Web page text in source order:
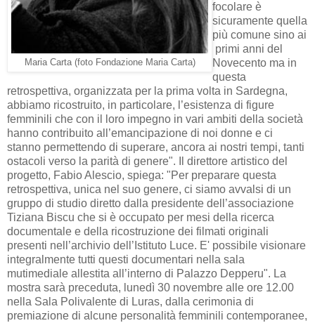
Maria Carta (foto Fondazione Maria Carta)
focolare è
sicuramente quella
più comune sino ai
primi anni del
Novecento ma in
questa
retrospettiva, organizzata per la prima volta in Sardegna,
abbiamo ricostruito, in particolare, l’esistenza di figure
femminili che con il loro impegno in vari ambiti della società
hanno contribuito all’emancipazione di noi donne e ci
stanno permettendo di superare, ancora ai nostri tempi, tanti
ostacoli verso la parità di genere". Il direttore artistico del
progetto, Fabio Alescio, spiega: "Per preparare questa
retrospettiva, unica nel suo genere, ci siamo avvalsi di un
gruppo di studio diretto dalla presidente dell’associazione
Tiziana Biscu che si è occupato per mesi della ricerca
documentale e della ricostruzione dei filmati originali
presenti nell’archivio dell’Istituto Luce. E' possibile visionare
integralmente tutti questi documentari nella sala
mutimediale allestita all’interno di Palazzo Depperu". La
mostra sarà preceduta, lunedì 30 novembre alle ore 12.00
nella Sala Polivalente di Luras, dalla cerimonia di
premiazione di alcune personalità femminili contemporanee,